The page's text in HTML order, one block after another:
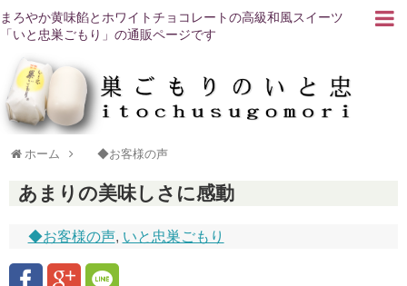
まろやか黄味餡とホワイトチョコレートの高級和風スイーツ
「いと忠巣ごもり」の通販ページです
ホーム ◆お客様の声
あまりの美味しさに感動
◆お客様の声, いと忠巣ごもり